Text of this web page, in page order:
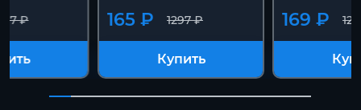
₽ 1297 ₽
165 ₽
Купить
169 ₽